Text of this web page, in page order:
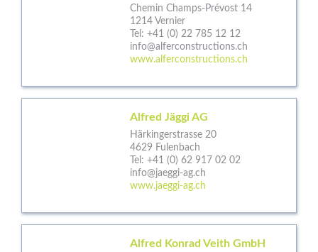
Chemin Champs-Prévost 14
1214 Vernier
Tel: +41 (0) 22 785 12 12
info@alferconstructions.ch
www.alferconstructions.ch
Alfred Jäggi AG
Härkingerstrasse 20
4629 Fulenbach
Tel: +41 (0) 62 917 02 02
info@jaeggi-ag.ch
www.jaeggi-ag.ch
Alfred Konrad Veith GmbH